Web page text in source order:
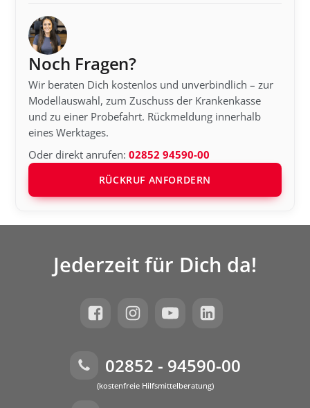
Noch Fragen?
Wir beraten Dich kostenlos und unverbindlich – zur
Modellauswahl, zum Zuschuss der Krankenkasse
und zu einer Probefahrt. Rückmeldung innerhalb
eines Werktages.
Oder direkt anrufen:02852 94590-00
RÜCKRUF ANFORDERN
Jederzeit für Dich da!
02852 - 94590-00
(kostenfreie Hilfsmittelberatung)